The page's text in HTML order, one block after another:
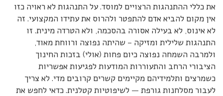
את כללי ההתנהגות הרצויים למוסד. על התנהגות לא ראויה כזו
אין מקום להביא אדם להתפטר ולהרוס את עתידו המקצועי. זה
לא אינוס, לא בעילה אסורה בהסכמה, ולא הטרדה מינית. זו
התנהגות שלילית ומזיקה – שהיתה נפוצה ורווחת מאוד,
ולמרבה השמחה נפוצה כיום פחות (אולי) בזכות החינוך
הציבורי הרחב והתעוררות המודעות לפגיעות אפשריות
כשמרצים ותלמידיהם מקיימים קשרים קרובים מדי. לא צריך
לעבור מסלחנות גורפת — לשיפוטיות קטלנית. כדאי לחפש את